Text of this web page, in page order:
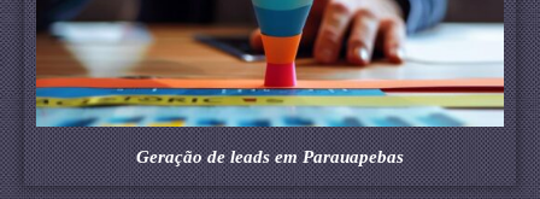
Geração de leads em Parauapebas